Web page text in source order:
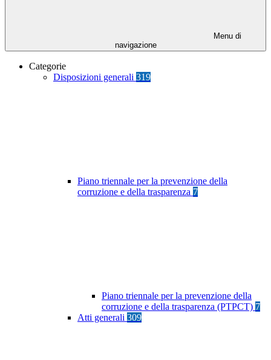
Menu di
navigazione
Categorie
Disposizioni generali 319
Piano triennale per la prevenzione della
corruzione e della trasparenza 7
Piano triennale per la prevenzione della
corruzione e della trasparenza (PTPCT) 7
Atti generali 309